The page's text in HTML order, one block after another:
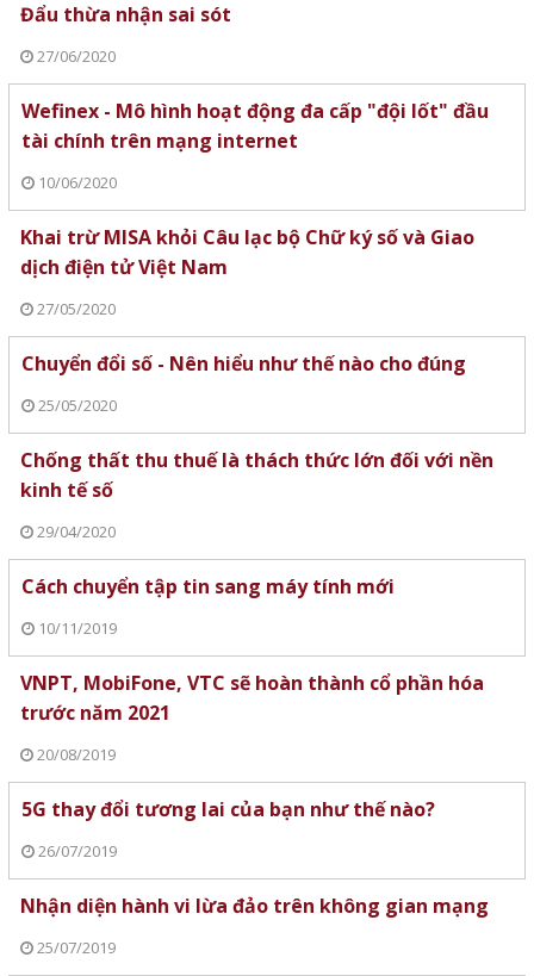
Đẩu thừa nhận sai sót
27/06/2020
Wefinex - Mô hình hoạt động đa cấp "đội lốt" đầu
tài chính trên mạng internet
10/06/2020
Khai trừ MISA khỏi Câu lạc bộ Chữ ký số và Giao
dịch điện tử Việt Nam
27/05/2020
Chuyển đổi số - Nên hiểu như thế nào cho đúng
25/05/2020
Chống thất thu thuế là thách thức lớn đối với nền
kinh tế số
29/04/2020
Cách chuyển tập tin sang máy tính mới
10/11/2019
VNPT, MobiFone, VTC sẽ hoàn thành cổ phần hóa
trước năm 2021
20/08/2019
5G thay đổi tương lai của bạn như thế nào?
26/07/2019
Nhận diện hành vi lừa đảo trên không gian mạng
25/07/2019